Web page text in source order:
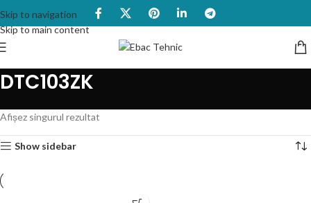
Skip to navigation
Skip to main content
DTC103ZK
Afișez singurul rezultat
Show sidebar